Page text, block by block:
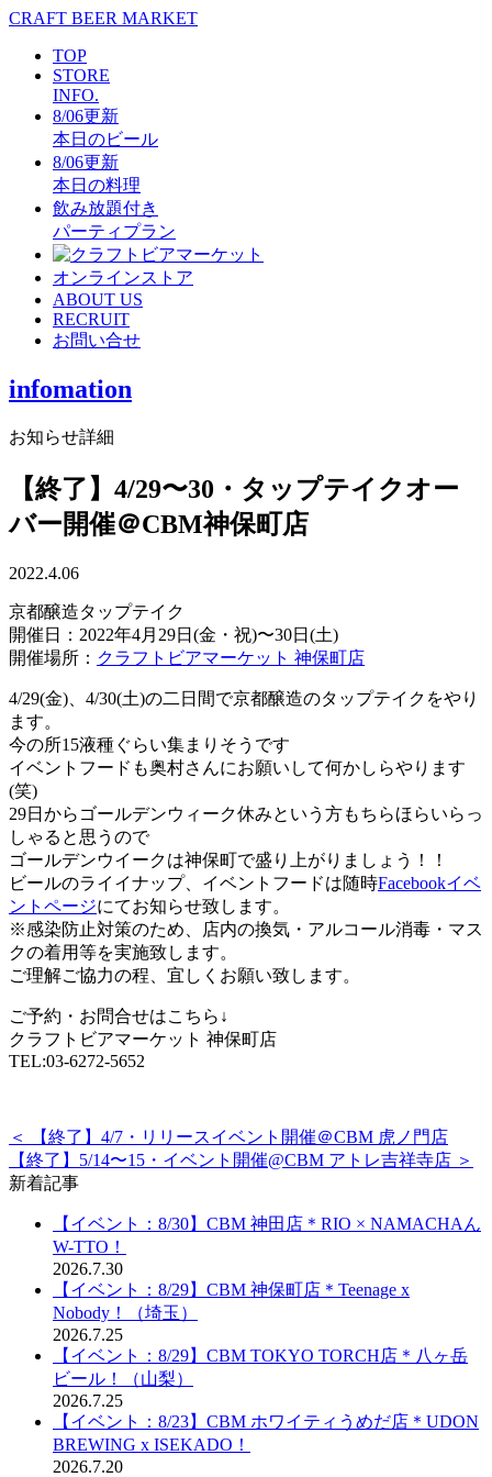
CRAFT BEER MARKET
TOP
STORE
INFO.
8/06更新
本日のビール
8/06更新
本日の料理
飲み放題付き
パーティプラン
オンラインストア
ABOUT US
RECRUIT
お問い合せ
infomation
お知らせ詳細
【終了】4/29〜30・タップテイクオー
バー開催＠CBM神保町店
2022.4.06
京都醸造タップテイク
開催日：2022年4月29日(金・祝)〜30日(土)
開催場所： クラフトビアマーケット 神保町店
4/29(金)、4/30(土)の二日間で京都醸造のタップテイクをやり
ます。
今の所15液種ぐらい集まりそうです
イベントフードも奥村さんにお願いして何かしらやります
(笑)
29日からゴールデンウィーク休みという方もちらほらいらっ
しゃると思うので
ゴールデンウイークは神保町で盛り上がりましょう！！
ビールのライイナップ、イベントフードは随時Facebookイベ
ントページにてお知らせ致します。
※感染防止対策のため、店内の換気・アルコール消毒・マス
クの着用等を実施致します。
ご理解ご協力の程、宜しくお願い致します。
ご予約・お問合せはこちら↓
クラフトビアマーケット 神保町店
TEL:03-6272-5652
＜ 【終了】4/7・リリースイベント開催＠CBM 虎ノ門店
【終了】5/14〜15・イベント開催@CBM アトレ吉祥寺店 ＞
新着記事
【イベント：8/30】CBM 神田店＊RIO × NAMACHAん
W-TTO！
2026.7.30
【イベント：8/29】CBM 神保町店＊Teenage x
Nobody！（埼玉）
2026.7.25
【イベント：8/29】CBM TOKYO TORCH店＊八ヶ岳
ビール！（山梨）
2026.7.25
【イベント：8/23】CBM ホワイティうめだ店＊UDON
BREWING x ISEKADO！
2026.7.20